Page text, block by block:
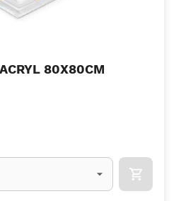
80X80CM